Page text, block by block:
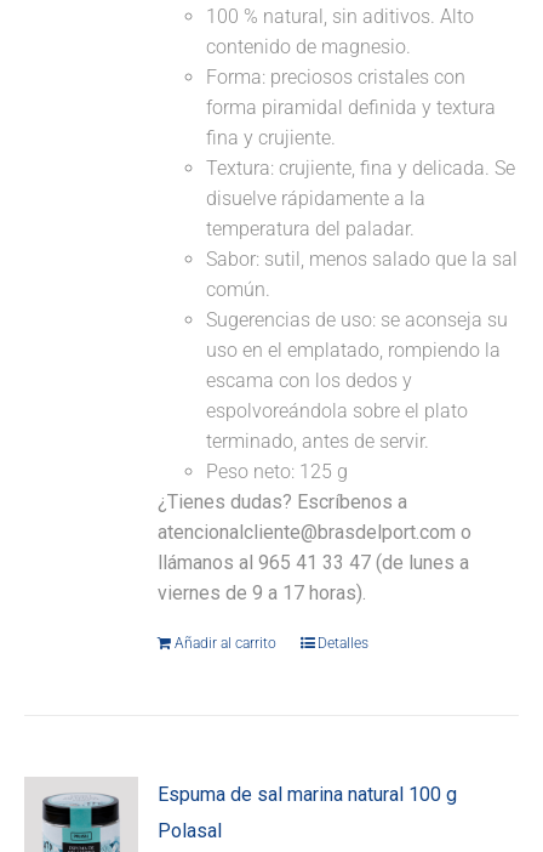
100 % natural, sin aditivos. Alto
contenido de magnesio.
Forma: preciosos cristales con
forma piramidal definida y textura
fina y crujiente.
Textura: crujiente, fina y delicada. Se
disuelve rápidamente a la
temperatura del paladar.
Sabor: sutil, menos salado que la sal
común.
Sugerencias de uso: se aconseja su
uso en el emplatado, rompiendo la
escama con los dedos y
espolvoreándola sobre el plato
terminado, antes de servir.
Peso neto: 125 g
¿Tienes dudas? Escríbenos a
atencionalcliente@brasdelport.com o
llámanos al 965 41 33 47 (de lunes a
viernes de 9 a 17 horas).
Añadir al carrito Detalles
Espuma de sal marina natural 100 g
Polasal